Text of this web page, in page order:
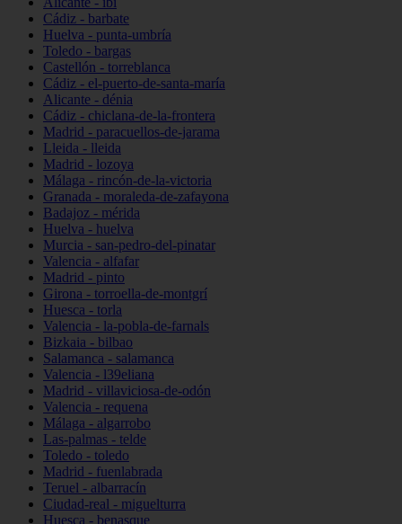
Cádiz - barbate
Huelva - punta-umbría
Toledo - bargas
Castellón - torreblanca
Cádiz - el-puerto-de-santa-maría
Alicante - dénia
Cádiz - chiclana-de-la-frontera
Madrid - paracuellos-de-jarama
Lleida - lleida
Madrid - lozoya
Málaga - rincón-de-la-victoria
Granada - moraleda-de-zafayona
Badajoz - mérida
Huelva - huelva
Murcia - san-pedro-del-pinatar
Valencia - alfafar
Madrid - pinto
Girona - torroella-de-montgrí
Huesca - torla
Valencia - la-pobla-de-farnals
Bizkaia - bilbao
Salamanca - salamanca
Valencia - l39eliana
Madrid - villaviciosa-de-odón
Valencia - requena
Málaga - algarrobo
Las-palmas - telde
Toledo - toledo
Madrid - fuenlabrada
Teruel - albarracín
Ciudad-real - miguelturra
Huesca - benasque